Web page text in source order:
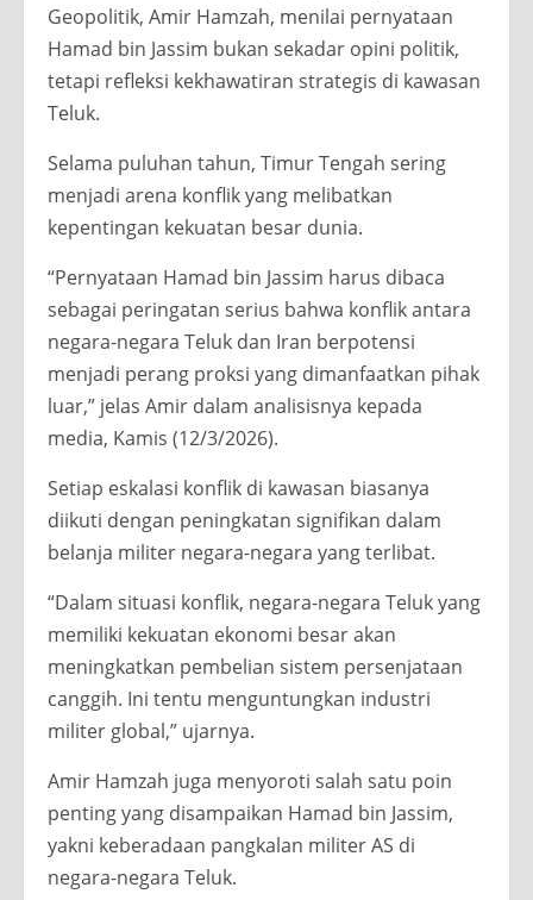
Geopolitik, Amir Hamzah, menilai pernyataan
Hamad bin Jassim bukan sekadar opini politik,
tetapi refleksi kekhawatiran strategis di kawasan
Teluk.
Selama puluhan tahun, Timur Tengah sering
menjadi arena konflik yang melibatkan
kepentingan kekuatan besar dunia.
“Pernyataan Hamad bin Jassim harus dibaca
sebagai peringatan serius bahwa konflik antara
negara-negara Teluk dan Iran berpotensi
menjadi perang proksi yang dimanfaatkan pihak
luar,” jelas Amir dalam analisisnya kepada
media, Kamis (12/3/2026).
Setiap eskalasi konflik di kawasan biasanya
diikuti dengan peningkatan signifikan dalam
belanja militer negara-negara yang terlibat.
“Dalam situasi konflik, negara-negara Teluk yang
memiliki kekuatan ekonomi besar akan
meningkatkan pembelian sistem persenjataan
canggih. Ini tentu menguntungkan industri
militer global,” ujarnya.
Amir Hamzah juga menyoroti salah satu poin
penting yang disampaikan Hamad bin Jassim,
yakni keberadaan pangkalan militer AS di
negara-negara Teluk.